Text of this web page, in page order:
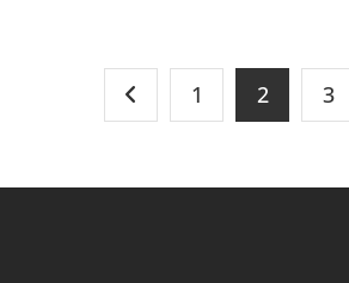
1 2 3